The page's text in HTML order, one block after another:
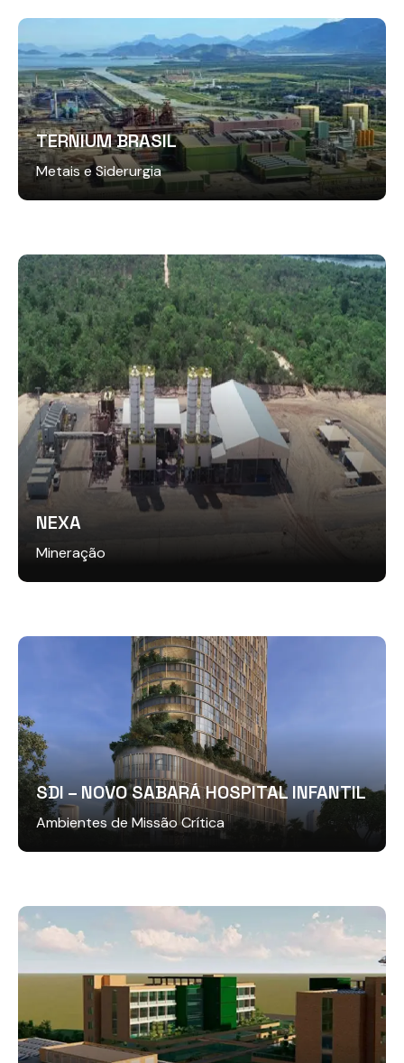
TERNIUM BRASIL
Metais e Siderurgia
NEXA
Mineração
SDI – NOVO SABARÁ HOSPITAL INFANTIL
Ambientes de Missão Crítica